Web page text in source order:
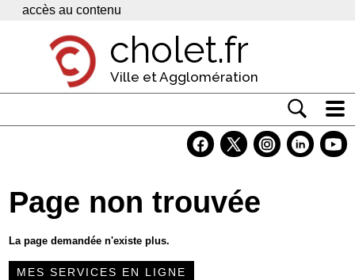
Panneau de gestion des cookies
accès au contenu
cholet.fr
Ville et Agglomération
Economie
Services
Contacts
Page non trouvée
La page demandée n'existe plus.
MES SERVICES EN LIGNE